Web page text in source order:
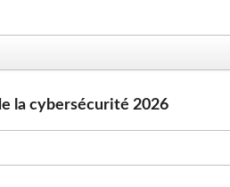
la cybersécurité 2026